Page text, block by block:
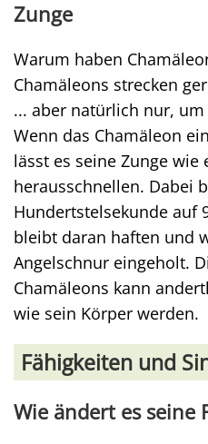
Zunge
Warum haben
Chamäleons strecken
... aber natürlich nur,
Wenn das Chamäleon
lässt es seine Zunge
herausschnellen. Dabei
Hundertstelsekunde auf
bleibt daran haften und
Angelschnur eingeholt.
Chamäleons kann
wie sein Körper werden.
Fähigkeiten und
Wie ändert es seine